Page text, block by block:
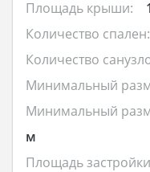
Площадь крыши:
Количество спален:
Количество
Минимальный
Минимальный
м
Площадь